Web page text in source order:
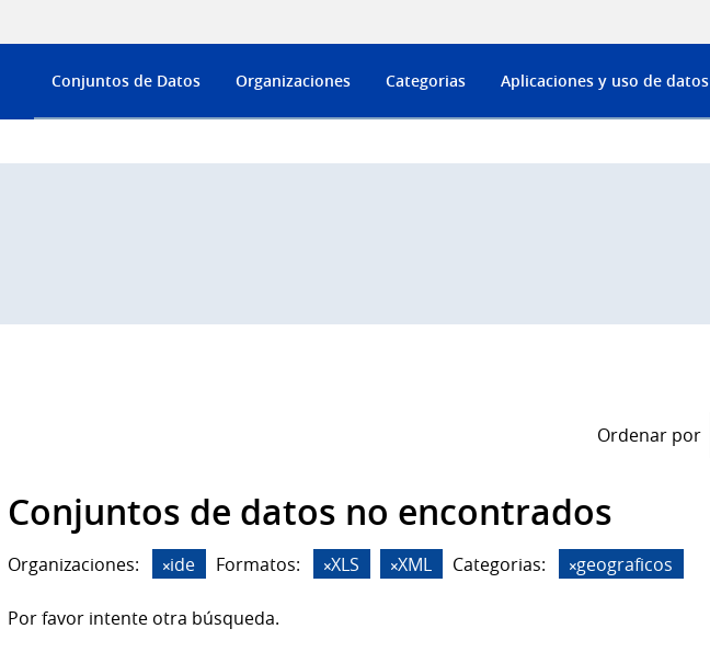
Conjuntos de Datos Organizaciones Categorias Aplicaciones y uso de datos
Ordenar por
Conjuntos de datos no encontrados
Organizaciones: ide Formatos: XLS XML Categorias: geograficos
Por favor intente otra búsqueda.